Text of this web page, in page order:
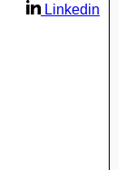
Linkedin